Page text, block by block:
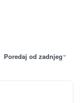
Poredaj od zadnjeg